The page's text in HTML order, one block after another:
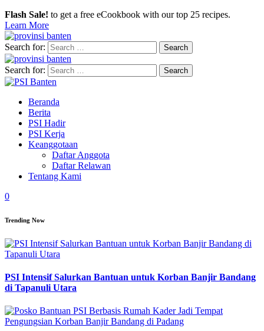
Flash Sale! to get a free eCookbook with our top 25 recipes.
Learn More
Search for:
Search for:
Beranda
Berita
PSI Hadir
PSI Kerja
Keanggotaan
Daftar Anggota
Daftar Relawan
Tentang Kami
0
Trending Now
PSI Intensif Salurkan Bantuan untuk Korban Banjir Bandang
di Tapanuli Utara